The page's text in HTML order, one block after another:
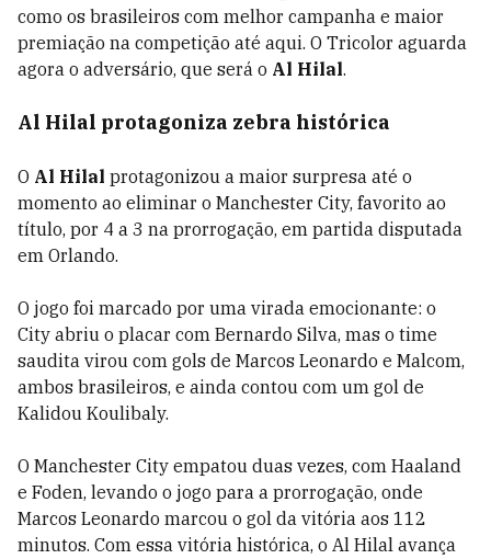
como os brasileiros com melhor campanha e maior
premiação na competição até aqui. O Tricolor aguarda
agora o adversário, que será o Al Hilal.
Al Hilal protagoniza zebra histórica
O Al Hilal protagonizou a maior surpresa até o
momento ao eliminar o Manchester City, favorito ao
título, por 4 a 3 na prorrogação, em partida disputada
em Orlando.
O jogo foi marcado por uma virada emocionante: o
City abriu o placar com Bernardo Silva, mas o time
saudita virou com gols de Marcos Leonardo e Malcom,
ambos brasileiros, e ainda contou com um gol de
Kalidou Koulibaly.
O Manchester City empatou duas vezes, com Haaland
e Foden, levando o jogo para a prorrogação, onde
Marcos Leonardo marcou o gol da vitória aos 112
minutos. Com essa vitória histórica, o Al Hilal avança